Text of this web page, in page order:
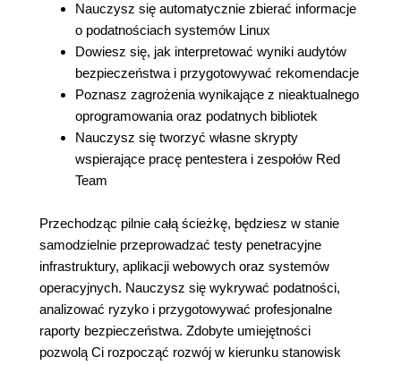
Nauczysz się automatycznie zbierać informacje
o podatnościach systemów Linux
Dowiesz się, jak interpretować wyniki audytów
bezpieczeństwa i przygotowywać rekomendacje
Poznasz zagrożenia wynikające z nieaktualnego
oprogramowania oraz podatnych bibliotek
Nauczysz się tworzyć własne skrypty
wspierające pracę pentestera i zespołów Red
Team
Przechodząc pilnie całą ścieżkę, będziesz w stanie
samodzielnie przeprowadzać testy penetracyjne
infrastruktury, aplikacji webowych oraz systemów
operacyjnych. Nauczysz się wykrywać podatności,
analizować ryzyko i przygotowywać profesjonalne
raporty bezpieczeństwa. Zdobyte umiejętności
pozwolą Ci rozpocząć rozwój w kierunku stanowisk